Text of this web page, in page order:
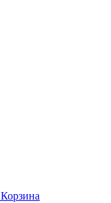
Корзина